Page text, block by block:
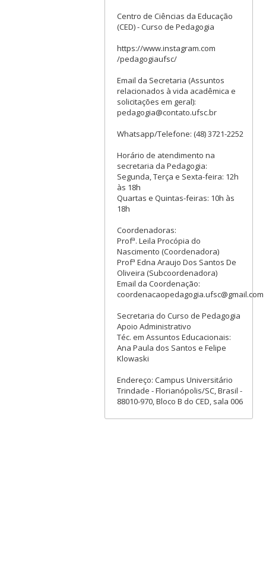
Centro de Ciências da Educação
(CED) - Curso de Pedagogia
https://www.instagram.com
/pedagogiaufsc/
Email da Secretaria (Assuntos
relacionados à vida acadêmica e
solicitações em geral):
pedagogia@contato.ufsc.br
Whatsapp/Telefone: (48) 3721-2252
Horário de atendimento na
secretaria da Pedagogia:
Segunda, Terça e Sexta-feira: 12h
às 18h
Quartas e Quintas-feiras: 10h às
18h
Coordenadoras:
Profª. Leila Procópia do
Nascimento (Coordenadora)
Profª Edna Araujo Dos Santos De
Oliveira (Subcoordenadora)
Email da Coordenação:
coordenacaopedagogia.ufsc@gmail.com
Secretaria do Curso de Pedagogia
Apoio Administrativo
Téc. em Assuntos Educacionais:
Ana Paula dos Santos e Felipe
Klowaski
Endereço: Campus Universitário
Trindade - Florianópolis/SC, Brasil -
88010-970, Bloco B do CED, sala 006